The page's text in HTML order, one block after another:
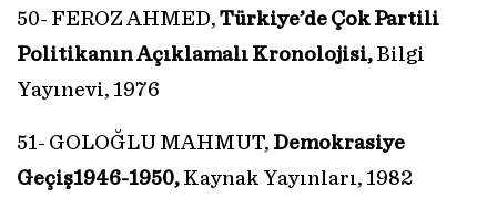
50- FEROZ AHMED, Türkiye’de Çok Partili
Politikanın Açıklamalı Kronolojisi, Bilgi
Yayınevi, 1976
51- GOLOĞLU MAHMUT, Demokrasiye
Geçiş1946-1950, Kaynak Yayınları, 1982